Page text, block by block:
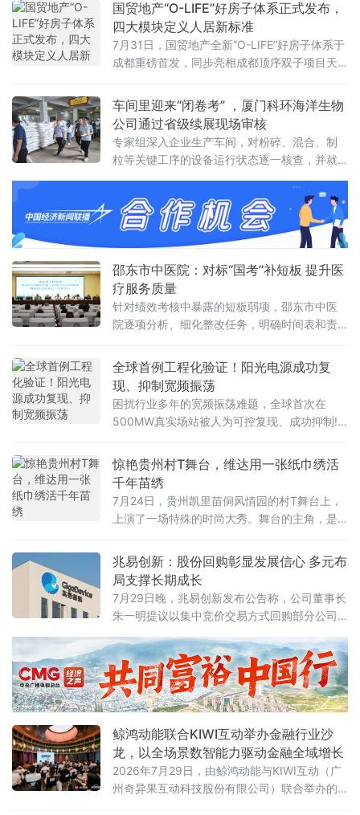
现新发展——鞍本、鞍凌区域协同效应加速释
放，鞍钢集团“十四五”战略目标基本实现；科技
创新国家队作用彰显，承担多项国家重大科技
创新任务，创历史最好水平；绿色化发展取得
国贸地产“O-LIFE”好房子体系正式发布，
四大模块定义人居新标准
7月31日，国贸地产全新“O-LIFE”好房子体系于
成都重磅首发，同步亮相成都顶序双子项目天
产品沉淀的人居标准，迎来全国首个完整落地
实践样本。&emsp;&emsp;本次发布汇聚中国
建设教育协会、gad杰地设计、WTD纬图景
观、荷兰国际管家学院全球大师团队、行业专
家和近百家媒体，共同见证住宅产品迭代里程
车间里迎来“闭卷考” ，厦门科环海洋生物
公司通过省级续展现场审核
专家组深入企业生产车间，对粉碎、混合、制
粒等关键工序的设备运行状态逐一核查，并就
化验区域，两名检化验人员被随机抽取样品进
行现场操作考核；
邵东市中医院：对标“国考”补短板 提升医
疗服务质量
针对绩效考核中暴露的短板弱项，邵东市中医
院逐项分析、细化整改任务，明确时间表和责
全球首例工程化验证！阳光电源成功复
现、抑制宽频振荡
困扰行业多年的宽频振荡难题，全球首次在
500MW真实场站被人为可控复现、成功抑制!
讨会”上，阳光电源地面光伏总工兼首席专家潘
年安分享了公司的创新实践成果。
惊艳贵州村T舞台，维达用一张纸巾绣活
千年苗绣
7月24日，贵州凯里苗侗风情园的村T舞台上，
上演了一场特殊的时尚大秀。舞台的主角，是8
纱作品。此次维达携手贵州苗绣文化，将苗族
传统刺绣技艺深度融入纸巾婚纱创作，并落地
现象级文旅IP贵州村T舞台，通过主题走秀、非
遗互动体验、人文纪录片等多元形式，让藏在
深山的传统技艺走进更多消费者的日常视野。
兆易创新：股份回购彰显发展信心 多元布
局支撑长期成长
7月29日晚，兆易创新发布公告称，公司董事长
朱一明提议以集中竞价交易方式回购部分公司A
不超过20亿元（含），回购股份将全部用于注
销并减少注册资本。
鲸鸿动能联合KIWI互动举办金融行业沙
龙，以全场景数智能力驱动金融全域增长
2026年7月29日，由鲸鸿动能与KIWI互动（广
州奇异果互动科技股份有限公司）联合举办的